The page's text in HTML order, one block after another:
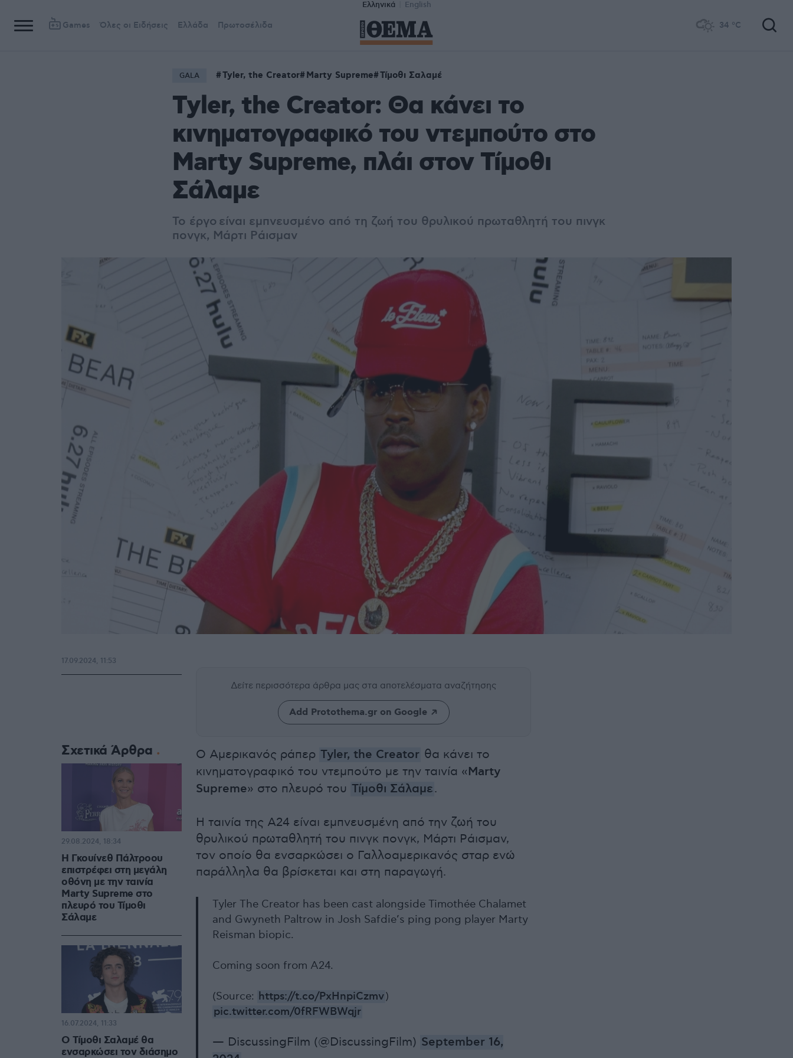
Ελληνικά English
Games Όλες οι Ειδήσεις Ελλάδα Πρωτοσέλιδα 34 °C
GALA Tyler, the Creator Marty Supreme Τίμοθι Σαλαμέ
Tyler, the Creator: Θα κάνει το
κινηματογραφικό του ντεμπούτο στο
Marty Supreme, πλάι στον Τίμοθι
Σάλαμε
Το έργο είναι εμπνευσμένο από τη ζωή του θρυλικού πρωταθλητή του πινγκ
πονγκ, Μάρτι Ράισμαν
Δείτε περισσότερα άρθρα μας στα αποτελέσματα αναζήτησης
Add Protothema.gr on Google
Ο Aμερικανός ράπερ Tyler, the Creator θα κάνει το
κινηματογραφικό του ντεμπούτο με την ταινία «Marty
Supreme» στο πλευρό του Τίμοθι Σάλαμε.
Η ταινία της A24 είναι εμπνευσμένη από την ζωή του
θρυλικού πρωταθλητή του πινγκ πονγκ, Μάρτι Ράισμαν,
τον οποίο θα ενσαρκώσει ο Γαλλοαμερικανός σταρ ενώ
παράλληλα θα βρίσκεται και στη παραγωγή.
Tyler The Creator has been cast alongside Timothée Chalamet
and Gwyneth Paltrow in Josh Safdie’s ping pong player Marty
Reisman biopic.
Coming soon from A24.
(Source: https://t.co/PxHnpiCzmv)
pic.twitter.com/0fRFWBWqjr
— DiscussingFilm (@DiscussingFilm) September 16,
17.09.2024, 11:53
Σχετικά Άρθρα
Η Γκουίνεθ Πάλτροου
επιστρέφει στη μεγάλη
οθόνη με την ταινία
Marty Supreme στο
πλευρό του Τίμοθι
Σάλαμε
29.08.2024, 18:34
Ο Τίμοθι Σαλαμέ θα
ενσαρκώσει τον διάσημο
16.07.2024, 11:33